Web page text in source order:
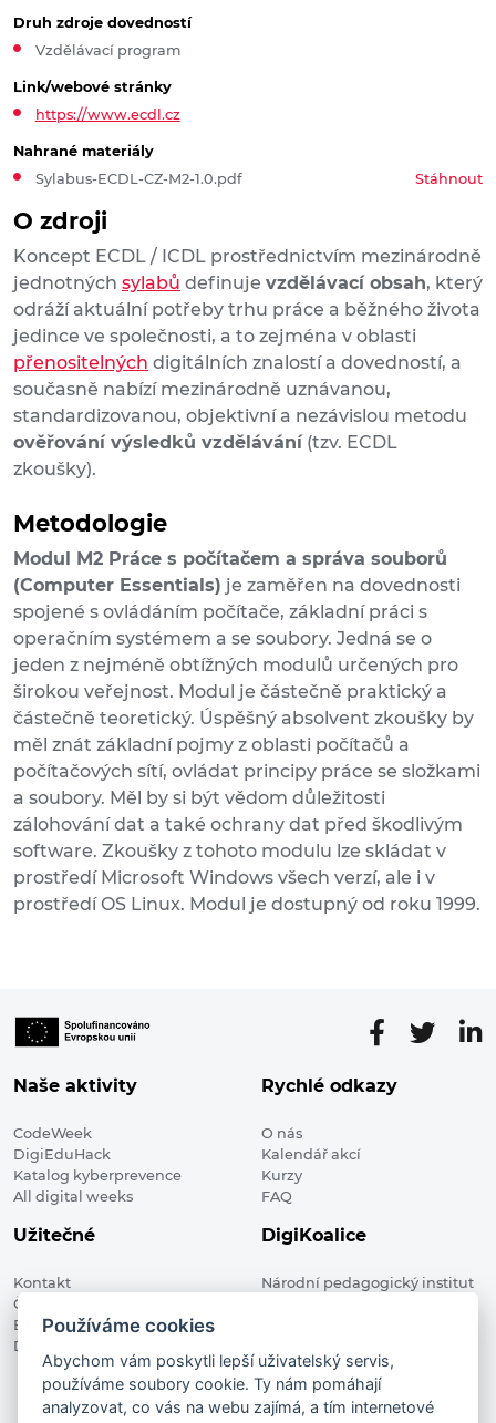
O zdroji
Koncept ECDL / ICDL prostřednictvím mezinárodně
jednotných sylabů definuje vzdělávací obsah, který
odráží aktuální potřeby trhu práce a běžného života
jedince ve společnosti, a to zejména v oblasti
přenositelných digitálních znalostí a dovedností, a
současně nabízí mezinárodně uznávanou,
standardizovanou, objektivní a nezávislou metodu
ověřování výsledků vzdělávání (tzv. ECDL
zkoušky).
Metodologie
Modul M2 Práce s počítačem a správa souborů
(Computer Essentials) je zaměřen na dovednosti
spojené s ovládáním počítače, základní práci s
operačním systémem a se soubory. Jedná se o
jeden z nejméně obtížných modulů určených pro
širokou veřejnost. Modul je částečně praktický a
částečně teoretický. Úspěšný absolvent zkoušky by
měl znát základní pojmy z oblasti počítačů a
počítačových sítí, ovládat principy práce se složkami
a soubory. Měl by si být vědom důležitosti
zálohování dat a také ochrany dat před škodlivým
software. Zkoušky z tohoto modulu lze skládat v
prostředí Microsoft Windows všech verzí, ale i v
prostředí OS Linux. Modul je dostupný od roku 1999.
Druh zdroje dovedností
Vzdělávací program
Link/webové stránky
https://www.ecdl.cz
Nahrané materiály
Sylabus-ECDL-CZ-M2-1.0.pdf
Stáhnout
Naše aktivity
CodeWeek
DigiEduHack
Katalog kyberprevence
All digital weeks
Rychlé odkazy
O nás
Kalendář akcí
Kurzy
FAQ
Užitečné
Kontakt
Členské organizace
Blog
Digitalizace ve vzdělávání
DigiKoalice
Národní pedagogický institut
DigiKoalice 2021. All rights reserved
Používáme cookies
Abychom vám poskytli lepší uživatelský servis,
používáme soubory cookie. Ty nám pomáhají
analyzovat, co vás na webu zajímá, a tím internetové